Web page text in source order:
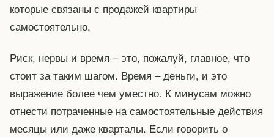
которые связаны с продажей квартиры
самостоятельно.
Риск, нервы и время – это, пожалуй, главное, что
стоит за таким шагом. Время – деньги, и это
выражение более чем уместно. К минусам можно
отнести потраченные на самостоятельные действия
месяцы или даже кварталы. Если говорить о